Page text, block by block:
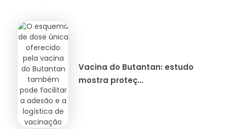
Vacina do Butantan: estudo
mostra proteç...